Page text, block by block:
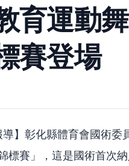
育運動
賽登場
導】彰化縣體育會國術
標賽」，這是國術首次